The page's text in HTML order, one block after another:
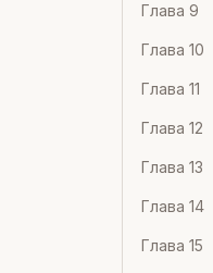
Глава 9
Глава 10
Глава 11
Глава 12
Глава 13
Глава 14
Глава 15